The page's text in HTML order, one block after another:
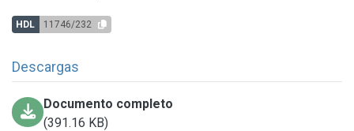
HDL 11746/232
Descargas
Documento completo
(391.16 KB)